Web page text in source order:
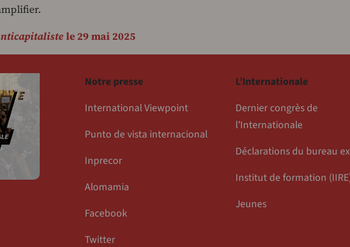
le 29 mai 2025
Notre presse
International Viewpoint
Punto de vista internacional
Inprecor
Alomamia
Facebook
Twitter
L’Internationale
Dernier congrès de
l’Internationale
Déclarations du bureau
Institut de formation
Jeunes